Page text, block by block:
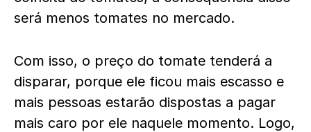
será menos tomates no mercado.
Com isso, o preço do tomate tenderá a
disparar, porque ele ficou mais escasso e
mais pessoas estarão dispostas a pagar
mais caro por ele naquele momento. Logo,